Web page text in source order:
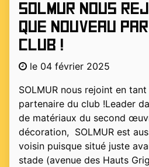
SOLMUR nous
que nouveau
club !
le 04 février 2025
SOLMUR nous rejoint en
partenaire du club !Leader
de matériaux du second
décoration, SOLMUR est
voisin puisque situé juste
stade (avenue des Hauts